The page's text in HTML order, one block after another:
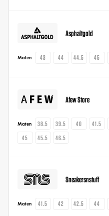
Asphaltgold
Maten 43 44 44.5 45
Afew Store
Maten 38.5 39.5 40 41.5
45
45.5 46.5
Sneakersnstuff
Maten 41.5 42 42.5 44